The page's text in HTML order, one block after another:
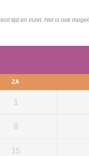
tijd en inzet. Het is ook
ZA
1
8
15